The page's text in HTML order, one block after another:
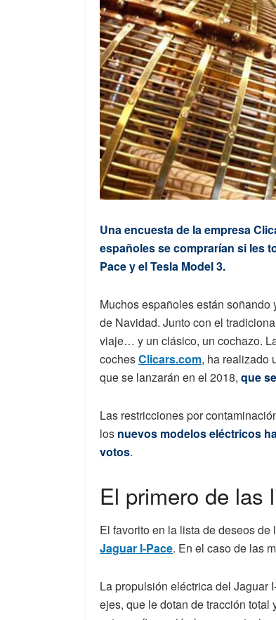
Una encuesta de la empresa
españoles se comprarían si les
Pace y el Tesla Model 3.
Muchos españoles están
de Navidad. Junto con el
viaje… y un clásico, un cochazo.
cochesClicars.com, ha realizado
que se lanzarán en el 2018, que
Las restricciones por
los nuevos modelos eléctricos
votos.
El primero de las
El favorito en la lista de deseos
Jaguar I-Pace. En el caso de las
La propulsión eléctrica del Jaguar
ejes, que le dotan de tracción total